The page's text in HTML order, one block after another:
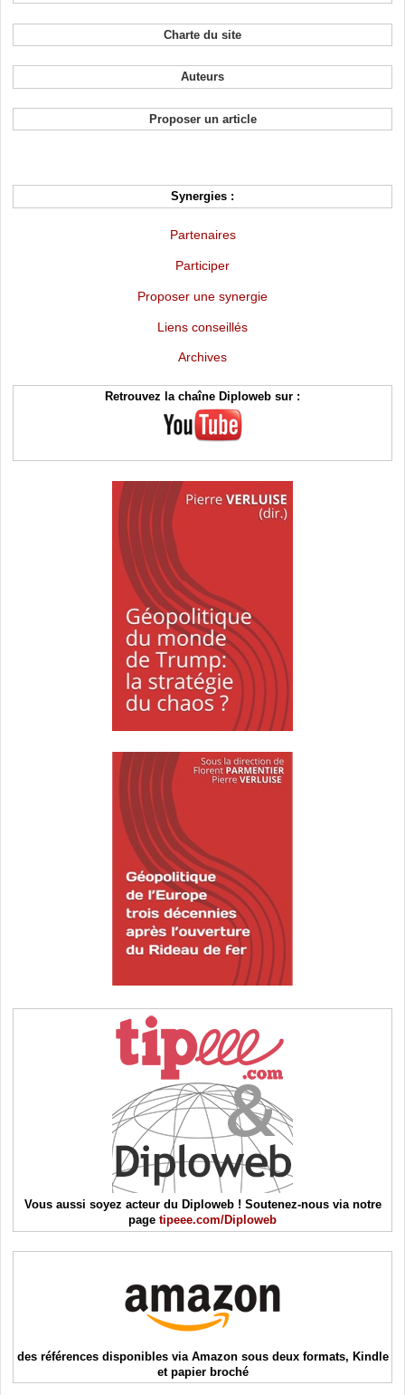
Charte du site
Auteurs
Proposer un article
Synergies :
Partenaires
Participer
Proposer une synergie
Liens conseillés
Archives
Retrouvez la chaîne Diploweb sur :
Vous aussi soyez acteur du Diploweb ! Soutenez-nous via notre
page tipeee.com/Diploweb
des références disponibles via Amazon sous deux formats, Kindle
et papier broché